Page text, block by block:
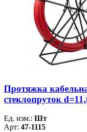
Протяжка
стеклопруток
Ед. изм.: Шт
Арт: 47-1115